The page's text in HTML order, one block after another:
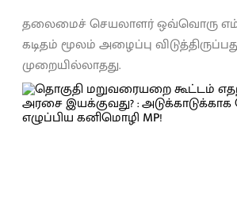
தலைமைச் செயலாளர் ஒவ்வொரு
கடிதம் மூலம் அழைப்பு
முறையில்லாதது.